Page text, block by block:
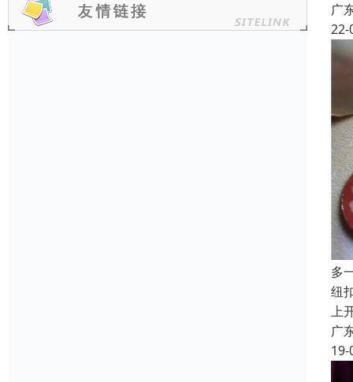
广
22-
多
纽
上
广
19-